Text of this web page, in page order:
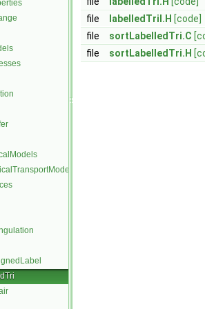
file
labelledTriI.H [code]
file
sortLabelledTri.C
file
sortLabelledTri.H